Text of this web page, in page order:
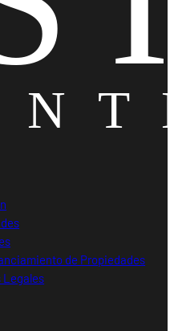
de Propiedades
Legales